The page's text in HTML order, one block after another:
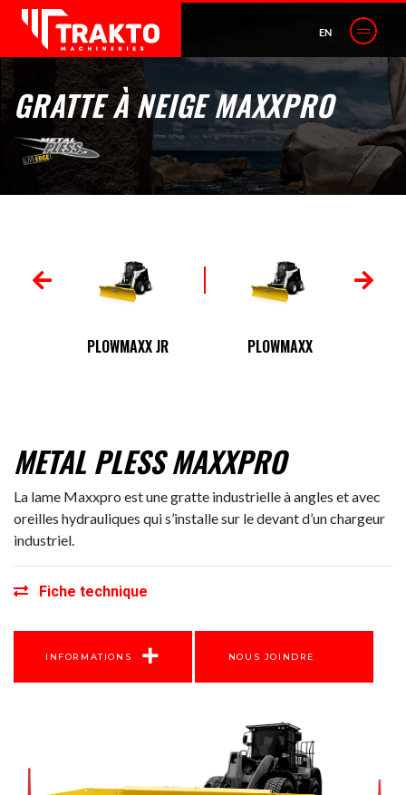
EN
GRATTE À NEIGE MAXXPRO
PLOWMAXX JR PLOWMAXX
METAL PLESS MAXXPRO
La lame Maxxpro est une gratte industrielle à angles et avec
oreilles hydrauliques qui s’installe sur le devant d’un chargeur
industriel.
Fiche technique
INFORMATIONS NOUS JOINDRE